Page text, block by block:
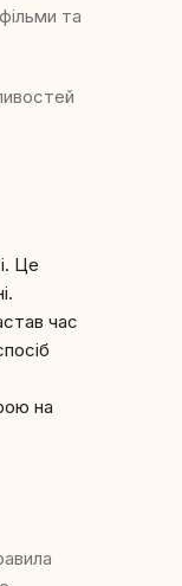
та
Це
час
на